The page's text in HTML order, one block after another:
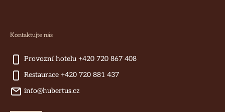
Kontaktujte nás
Provozní hotelu +420 720 867 408
Restaurace +420 720 881 437
info@hubertus.cz